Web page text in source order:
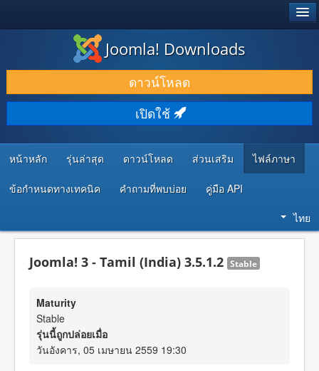
ดาวน์โหลด & ส่วนเสริม
ค้นคว้า & เรียนรู้
ชุมชน & สนับสนุน
ทรัพยากรสำหรับนักพัฒนา
Joomla! Downloads
ดาวน์โหลด
เปิดใช้
หน้าหลัก รุ่นล่าสุด ดาวน์โหลด ส่วนเสริม ไฟล์ภาษา
ข้อกำหนดทางเทคนิค คำถามที่พบบ่อย คู่มือ API
ไทย
Joomla! 3 - Tamil (India) 3.5.1.2 Stable
Maturity
Stable
รุ่นนี้ถูกปล่อยเมื่อ
วันอังคาร, 05 เมษายน 2559 19:30